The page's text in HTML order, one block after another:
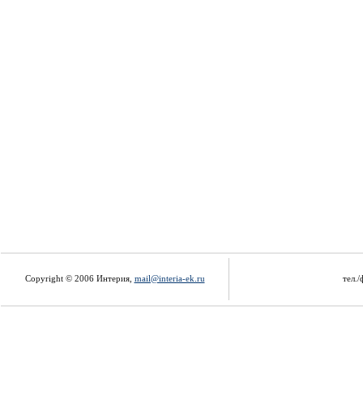
Copyright © 2006 Интерия, mail@interia-ek.ru